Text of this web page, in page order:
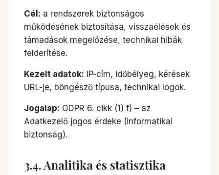
Cél: a rendszerek biztonságos
működésének biztosítása, visszaélések és
támadások megelőzése, technikai hibák
felderítése.
Kezelt adatok: IP-cím, időbélyeg, kérések
URL-je, böngésző típusa, technikai logok.
Jogalap: GDPR 6. cikk (1) f) – az
Adatkezelő jogos érdeke (informatikai
biztonság).
3.4. Analitika és statisztika